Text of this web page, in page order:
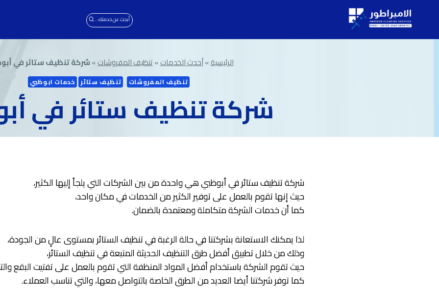
أبحث عن خدمتك ..
الرئيسية»أحدث الخدمات»تنظيف المفروشات»شركة تنظيف ستائر في
تنظيف المفروشات تنظيف ستائر خدمات ابوظبي
شركة تنظيف ستائر في
شركة تنظيف ستائر في أبوظبي هي واحدة من بين الشركات التي يلجأ إليها الكثير،
حيث إنها تقوم بالعمل على توفير الكثير من الخدمات في مكان واحد،
كما أن خدمات الشركة متكاملة ومعتمدة بالضمان.
لذا يمكنك الاستعانة بشركتنا في حالة الرغبة في تنظيف الستائر بمستوى عالٍ من الجودة،
وذلك من خلال تطبيق أفضل طرق التنظيف الحديثة المتبعة في تنظيف الستائر،
حيث تقوم الشركة باستخدام أفضل المواد المنظفة التي تقوم بالعمل على تفتيت البقع
كما توفر شركتنا أيضا العديد من الطرق الخاصة بالتواصل معها، والتي تناسب العملاء.